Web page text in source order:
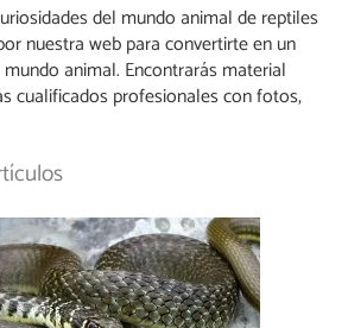
del mundo animal de reptiles
nuestra web para convertirte en un
animal. Encontrarás material
cualificados profesionales con fotos,